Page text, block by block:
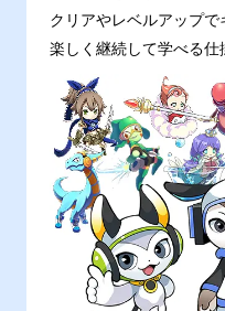
クリアやレベルアップで
楽しく継続して学べる仕